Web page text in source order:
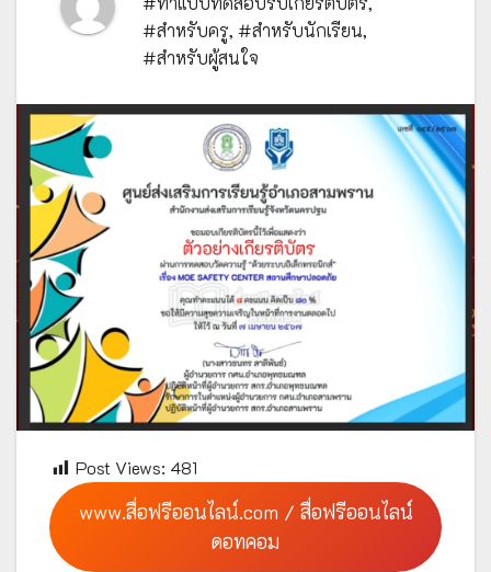
#สำหรับครู, #สำหรับนักเรียน,
#สำหรับผู้สนใจ
Post Views: 481
www.สื่อฟรีออนไลน์.com / สื่อฟรีออนไลน์
ดอทคอม